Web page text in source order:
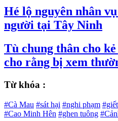
Hé lộ nguyên nhân
người tại Tây Ninh
Tù chung thân cho
cho rằng bị xem
Từ khóa :
#Cà Mau #sát hại #nghi phạm
#Cao Minh Hên #ghen tuông